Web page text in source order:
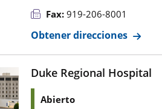
Fax: 919-206-8001
Obtener direcciones
Duke Regional Hospital
Abierto